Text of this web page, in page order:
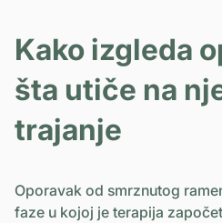
Kako izgleda
šta utiče na
trajanje
Oporavak od smrznutog
faze u kojoj je terapija